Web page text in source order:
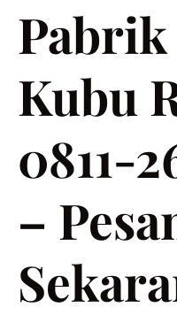
Pabrik
Kubu
0811-
–